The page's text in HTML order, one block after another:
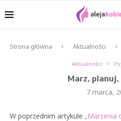
Strona główna Aktualności
Aktualności
Marz, planuj,
7 marca,
W poprzednim artykule „Marzenia